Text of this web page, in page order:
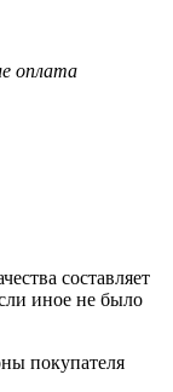
оплата
составляет
иное не было
покупателя